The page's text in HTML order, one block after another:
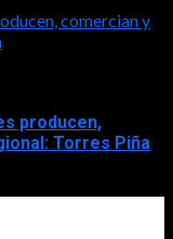
comercian y
producen,
Torres Piña